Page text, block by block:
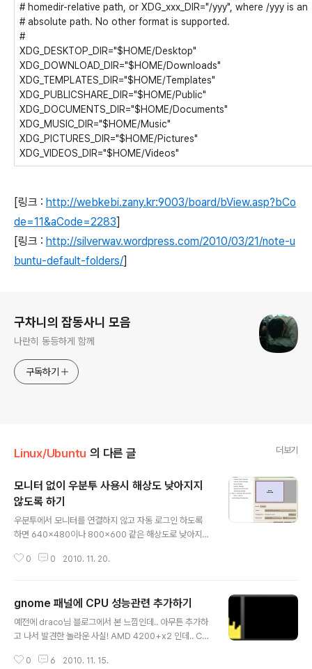
# homedir-relative path, or XDG_xxx_DIR="/yyy", where /yyy is an
# absolute path. No other format is supported.
#
XDG_DESKTOP_DIR="$HOME/Desktop"
XDG_DOWNLOAD_DIR="$HOME/Downloads"
XDG_TEMPLATES_DIR="$HOME/Templates"
XDG_PUBLICSHARE_DIR="$HOME/Public"
XDG_DOCUMENTS_DIR="$HOME/Documents"
XDG_MUSIC_DIR="$HOME/Music"
XDG_PICTURES_DIR="$HOME/Pictures"
XDG_VIDEOS_DIR="$HOME/Videos"
[링크 : http://webkebi.zany.kr:9003/board/bView.asp?bCo
de=11&aCode=2283]
[링크 : http://silverwav.wordpress.com/2010/03/21/note-u
buntu-default-folders/]
구차니의 잡동사니 모음
나란히 동등하게 함께
구독하기
Linux/Ubuntu 의 다른 글 더보기
모니터 없이 우분투 사용시 해상도 낮아지지
않도록 하기
우분투에서 모니터를 연결하지 않고 자동 로그인 하도록
하면 640x480이나 800x600 같은 해상도로 낮아지는
귀찮을때! nVidia 사용자는 X Server Settings 프로그
부팅 하면 그 해상도로 고정 끝! 2010/02/16 - [Linux] -
Xwindow 해상도 설정하기 2010/01/15 - [Linux/Ubu
ntu] - [황당해결] Ubuntu 9.10 + Nvidia 에서 640x4
관련] - EDID - Extended disp..
0 0 2010. 11. 20.
gnome 패널에 CPU 성능관련 추가하기
예전에 draco님 블로그에서 본 느낌인데.. 아무튼 추가하
고 나서 발견한 놀라운 사실! AMD 4200+x2 인데.. CP
도 말이다!
0 6 2010. 11. 15.